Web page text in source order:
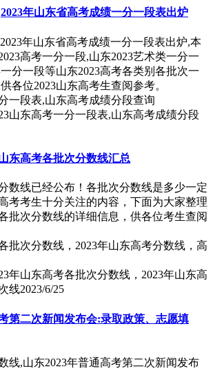
年山东省高考成绩一分一段表出炉
年山东省高考成绩一分一段表出炉,本
高考一分一段,山东2023艺术类一分一
分一段等山东2023高考各类别各批次一
各位2023山东高考生查阅参考。
山东高考一分一段表,山东高考成绩分段
东高考各批次分数线汇总
数线已经公布！各批次分数线是多少一定
考考生十分关注的内容，下面为大家整理
批次分数线的详细信息，供各位考生查阅
年山东高考各批次分数线，2023年山东高
线2023/6/25
第二次新闻发布会:录取政策、志愿填
线,山东2023年普通高考第二次新闻发布